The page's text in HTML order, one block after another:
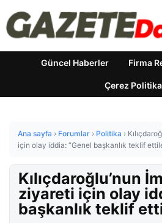
Güncel Haberler Firma
Çerez
Ana sayfa › Forumlar › Politika ›
için olay iddia: “Genel başkanlık teklif
Kılıçdaroğlu’nun
ziyareti için olay
başkanlık teklif